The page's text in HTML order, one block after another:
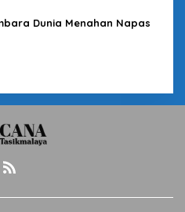
Dunia Menahan Napas